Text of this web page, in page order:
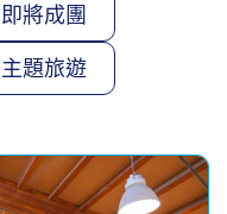
即將成團
主題旅遊